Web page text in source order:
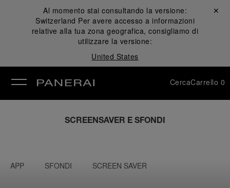
Al momento stai consultando la versione:
Switzerland Per avere accesso a informazioni
relative alla tua zona geografica, consigliamo di
utilizzare la versione:
United States
Chiudi ✕
CercaCarrello 0
SCREENSAVER E SFONDI
APP SFONDI SCREEN SAVER